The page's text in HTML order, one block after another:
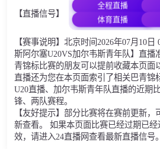
【直播信号】
全程直播
体育直播
【赛事说明】北京时间2026年07月10
斯阿尔塞U20VS加尔韦斯青年队】直播
青锦标比赛的朋友可以提前收藏本页面
直播还为您在本页面索引了相关巴青锦
U20直播、加尔韦斯青年队直播的近期
锋、两队赛程。
【友好提示】部分比赛将在赛前更新，
新查看。 如果本页面比赛已经过期已
效，请进入24直播网查看最新直播信号。